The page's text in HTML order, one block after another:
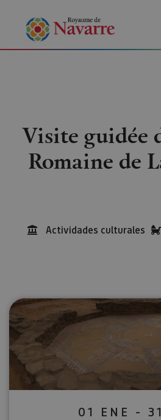
Visite guidée
Romaine de
Actividades culturales
01 ENE -